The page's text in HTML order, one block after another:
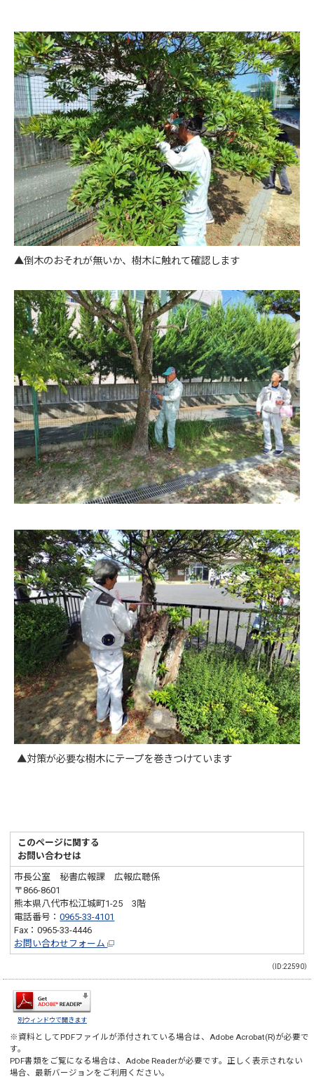
▲倒木のおそれが無いか、樹木に触れて確認します
▲対策が必要な樹木にテープを巻きつけています
このページに関する
お問い合わせは
市長公室 秘書広報課 広報広聴係
〒866-8601
熊本県八代市松江城町1-25 3階
電話番号：0965-33-4101
Fax：0965-33-4446
お問い合わせフォーム
（ID:22590）
別ウィンドウで開きます
※資料としてPDFファイルが添付されている場合は、Adobe Acrobat(R)が必要で
す。
PDF書類をご覧になる場合は、Adobe Readerが必要です。正しく表示されない
場合、最新バージョンをご利用ください。